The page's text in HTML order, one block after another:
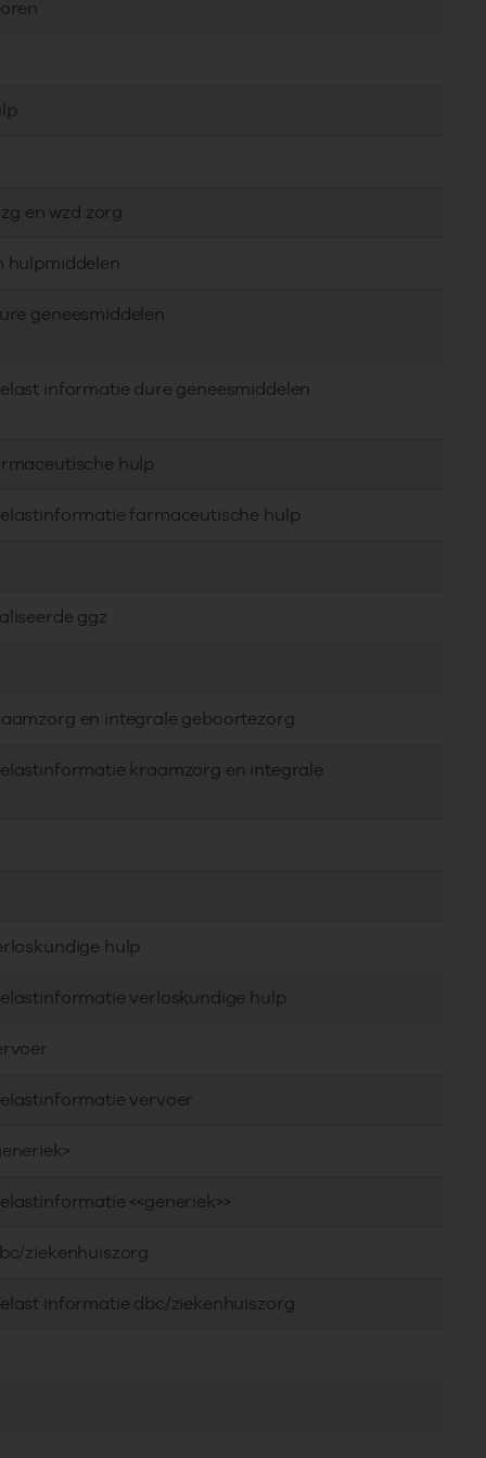
en wzd zorg
hulpmiddelen
geneesmiddelen
informatie dure geneesmiddelen
hulp
farmaceutische hulp
ggz
en integrale geboortezorg
kraamzorg en integrale
hulp
verloskundige hulp
vervoer
<<generiek>>
ziekenhuiszorg
informatie dbc/ziekenhuiszorg